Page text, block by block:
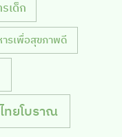
เด็ก
ารเพื่อสุขภาพดี
ทยโบราณ